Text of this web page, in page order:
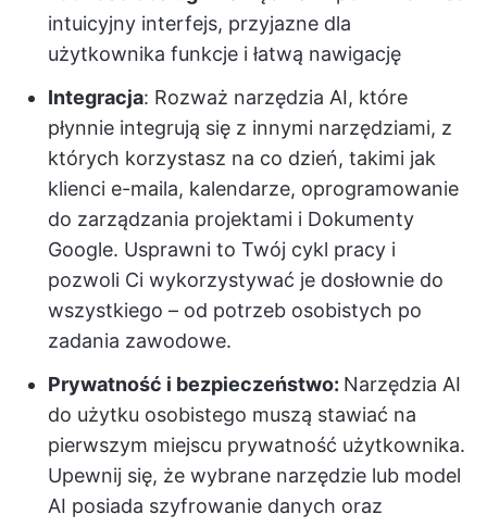
intuicyjny interfejs, przyjazne dla
użytkownika funkcje i łatwą nawigację
Integracja: Rozważ narzędzia AI, które
płynnie integrują się z innymi narzędziami, z
których korzystasz na co dzień, takimi jak
klienci e-maila, kalendarze, oprogramowanie
do zarządzania projektami i Dokumenty
Google. Usprawni to Twój cykl pracy i
pozwoli Ci wykorzystywać je dosłownie do
wszystkiego – od potrzeb osobistych po
zadania zawodowe.
Prywatność i bezpieczeństwo: Narzędzia AI
do użytku osobistego muszą stawiać na
pierwszym miejscu prywatność użytkownika.
Upewnij się, że wybrane narzędzie lub model
AI posiada szyfrowanie danych oraz